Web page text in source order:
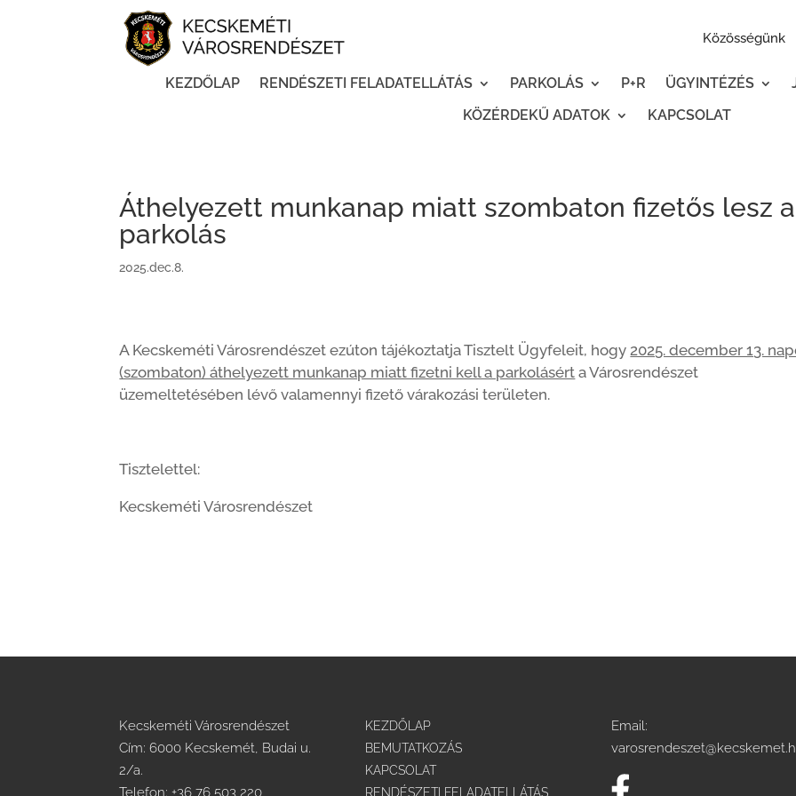
Közösségünk
KEZDŐLAP RENDÉSZETI FELADATELLÁTÁS PARKOLÁS P+R ÜGYINTÉZÉS
KÖZÉRDEKŰ ADATOK
KAPCSOLAT
Áthelyezett munkanap miatt szombaton fizetős lesz a
parkolás
2025.dec.8.
A Kecskeméti Városrendészet ezúton tájékoztatja Tisztelt Ügyfeleit, hogy2025. december 13.
(szombaton) áthelyezett munkanap miatt fizetni kell a parkolásért a Városrendészet
üzemeltetésében lévő valamennyi fizető várakozási területen.
Tisztelettel:
Kecskeméti Városrendészet
Kecskeméti Városrendészet
Cím: 6000 Kecskemét, Budai u.
2/a.
Telefon:+36 76 503 220
KEZDŐLAP
BEMUTATKOZÁS
KAPCSOLAT
RENDÉSZETI FELADATELLÁTÁS
Email: